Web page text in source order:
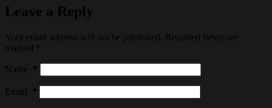
Leave a Reply
Your email address will not be published.
Required fields are
marked
Name *
Email *